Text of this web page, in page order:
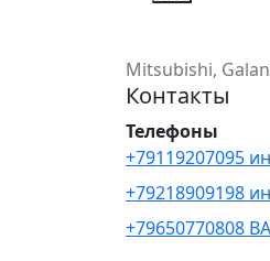
Mitsubishi,
Контакты
Телефоны
+79119207095
+79218909198
+79650770808